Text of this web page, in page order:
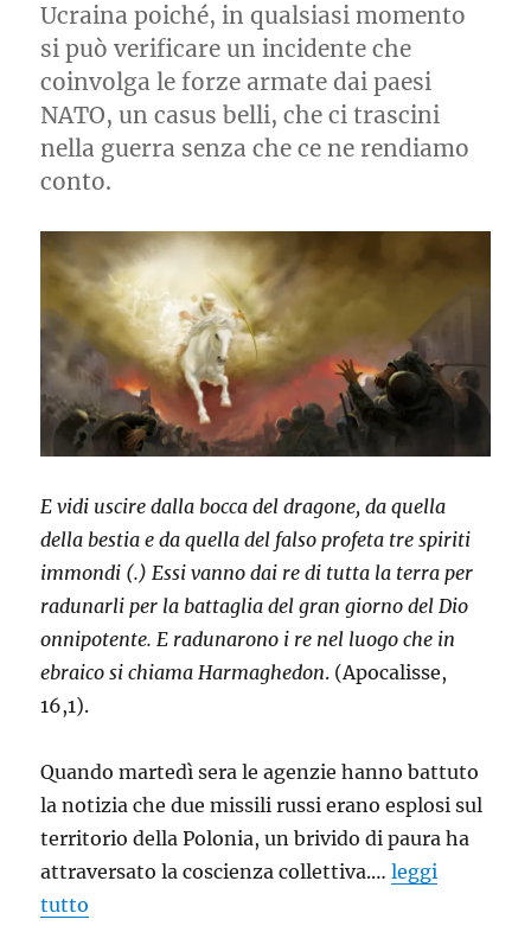
Ucraina poiché, in qualsiasi momento
si può verificare un incidente che
coinvolga le forze armate dai paesi
NATO, un casus belli, che ci trascini
nella guerra senza che ce ne rendiamo
conto.
E vidi uscire dalla bocca del dragone, da quella
della bestia e da quella del falso profeta tre spiriti
immondi (.) Essi vanno dai re di tutta la terra per
radunarli per la battaglia del gran giorno del Dio
onnipotente. E radunarono i re nel luogo che in
ebraico si chiama Harmaghedon. (Apocalisse,
16,1).
Quando martedì sera le agenzie hanno battuto
la notizia che due missili russi erano esplosi sul
territorio della Polonia, un brivido di paura ha
attraversato la coscienza collettiva.…leggi
tutto